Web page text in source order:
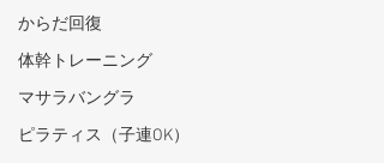
からだ回復
体幹トレーニング
マサラバングラ
ピラティス（子連OK）